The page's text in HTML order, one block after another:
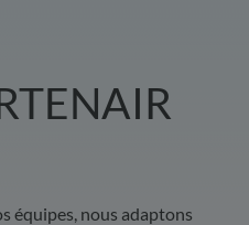
équipes, nous adaptons